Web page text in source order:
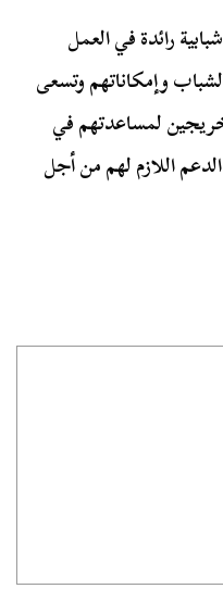
رائدة في العمل
وإمكاناتهم وتسعى
لمساعدتهم في
اللازم لهم من أجل